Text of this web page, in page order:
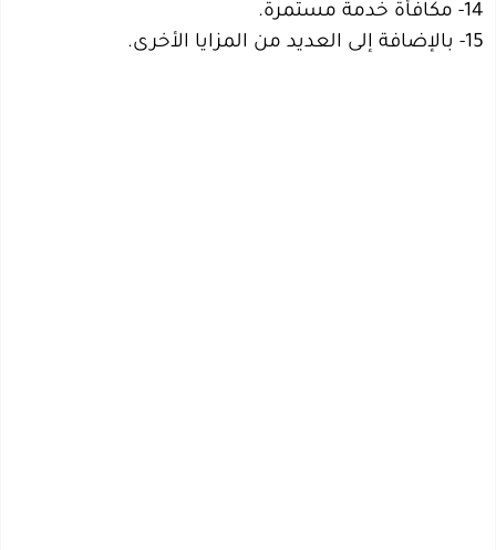
14- مكافأة خدمة مستمرة.
15- بالإضافة إلى العديد من المزايا الأخرى.